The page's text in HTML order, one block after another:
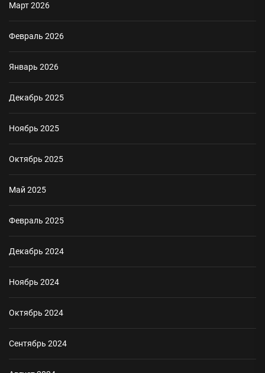
Март 2026
Февраль 2026
Январь 2026
Декабрь 2025
Ноябрь 2025
Октябрь 2025
Май 2025
Февраль 2025
Декабрь 2024
Ноябрь 2024
Октябрь 2024
Сентябрь 2024